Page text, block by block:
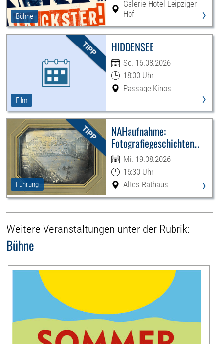
Bühne
Galerie Hotel Leipziger
Hof
›
Film
HIDDENSEE
So. 16.08.2026
18:00 Uhr
Passage Kinos
›
Führung
NAHaufnahme:
Fotografiegeschichten
Leipzigs
Mi. 19.08.2026
16:30 Uhr
Altes Rathaus
›
Weitere Veranstaltungen unter der Rubrik:
Bühne